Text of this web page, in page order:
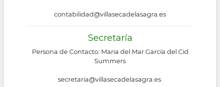
contabilidad@villasecadelasagra.es
Secretaría
Persona de Contacto: Maria del Mar García del Cid
Summers
secretaria@villasecadelasagra.es